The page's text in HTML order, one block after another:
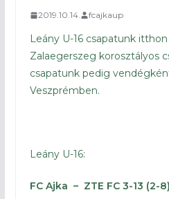
2019.10.14. fcajkaup
Leány U-16 csapatunk
Zalaegerszeg korosztályos
csapatunk pedig
Veszprémben.
Leány U-16:
FC Ajka – ZTE FC 3-13 (2-8)